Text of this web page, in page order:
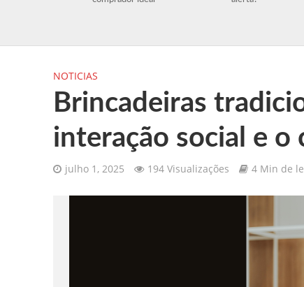
NOTICIAS
Brincadeiras
interação social e o
julho 1, 2025 194 Visualizações 4 Min de